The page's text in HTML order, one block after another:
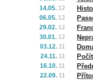
14.05. 12
06.05. 12
29.02. 12
30.01. 12
03.12. 11
24.11. 11
16.10. 11
22.09. 11